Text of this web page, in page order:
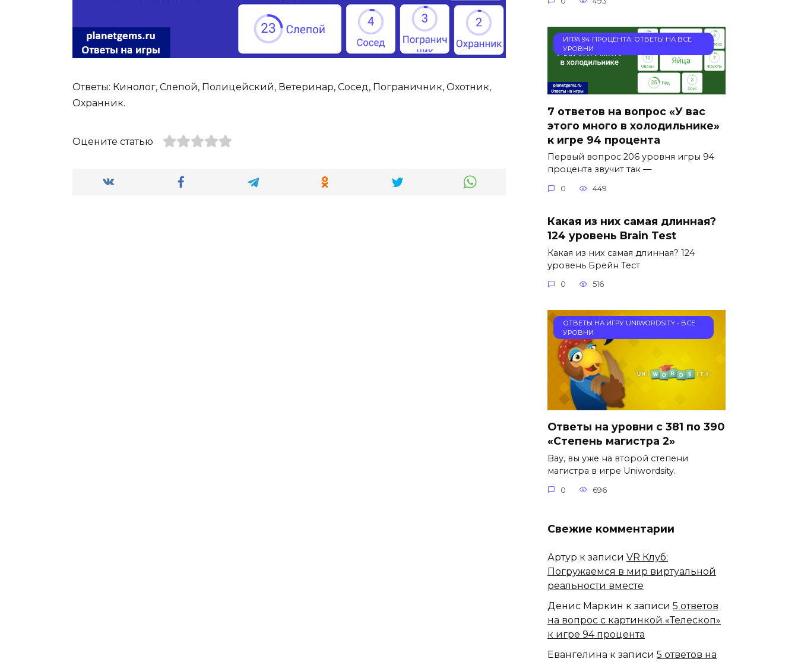
Ответы: Кинолог, Слепой, Полицейский, Ветеринар, Сосед, Пограничник, Охотник,
Охранник.
Оцените статью
ИГРА 94 ПРОЦЕНТА: ОТВЕТЫ НА ВСЕ
УРОВНИ
7 ответов на вопрос «У вас
этого много в холодильнике»
к игре 94 процента
Первый вопрос 206 уровня игры 94
процента звучит так —
0 449
Какая из них самая длинная?
124 уровень Brain Test
Какая из них самая длинная? 124
уровень Брейн Тест
0 516
ОТВЕТЫ НА ИГРУ UNIWORDSITY - ВСЕ
УРОВНИ
Ответы на уровни с 381 по 390
«Степень магистра 2»
Вау, вы уже на второй степени
магистра в игре Uniwordsity.
0 696
Свежие комментарии
Артур к записи VR Клуб:
Погружаемся в мир виртуальной
реальности вместе
Денис Маркин к записи 5 ответов
на вопрос с картинкой «Телескоп»
к игре 94 процента
Евангелина к записи 5 ответов на